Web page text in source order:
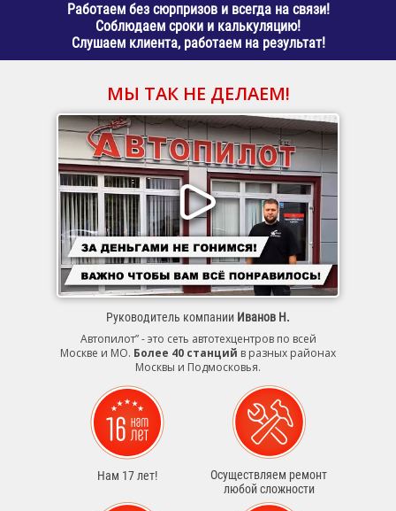
Работаем без сюрпризов и всегда на связи!
Соблюдаем сроки и калькуляцию!
Слушаем клиента, работаем на результат!
МЫ ТАК НЕ ДЕЛАЕМ!
Руководитель компании Иванов Н.
Автопилот” - это сеть автотехцентров по всей
Москве и МО. Более 40 станций в разных районах
Москвы и Подмосковья.
Нам 17 лет!
Осуществляем ремонт
любой сложности